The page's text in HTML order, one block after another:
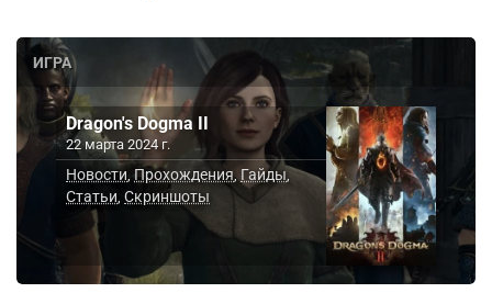
ИГРА
Dragon's Dogma II
22 марта 2024 г.
Новости ,Прохождения, Гайды,
Статьи ,Скриншоты